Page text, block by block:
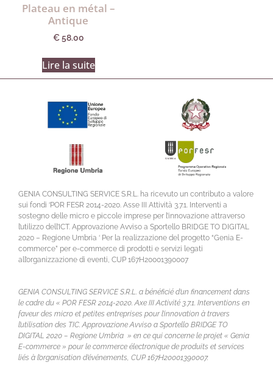
Plateau en métal –
Antique
€58.00
Lire la suite
GENIA CONSULTING SERVICE S.R.L. ha ricevuto un contributo a valore
sui fondi ‘POR FESR 2014-2020. Asse III Attività 3.7.1. Interventi a
sostegno delle micro e piccole imprese per l’innovazione attraverso
l’utilizzo dell’ICT. Approvazione Avviso a Sportello BRIDGE TO DIGITAL
2020 – Regione Umbria ‘ Per la realizzazione del progetto “Genia E-
commerce” per e-commerce di prodotti e servizi legati
all’organizzazione di eventi, CUP 167H20001390007
GENIA CONSULTING SERVICE S.R.L. a bénéficié d’un financement dans
le cadre du « POR FESR 2014-2020. Axe III Activité 3.7.1. Interventions en
faveur des micro et petites entreprises pour l’innovation à travers
l’utilisation des TIC. Approvazione Avviso a Sportello BRIDGE TO
DIGITAL 2020 – Regione Umbria » en ce qui concerne le projet « Genia
E-commerce » pour le commerce électronique de produits et services
liés à l’organisation d’événements, CUP 167H20001390007.